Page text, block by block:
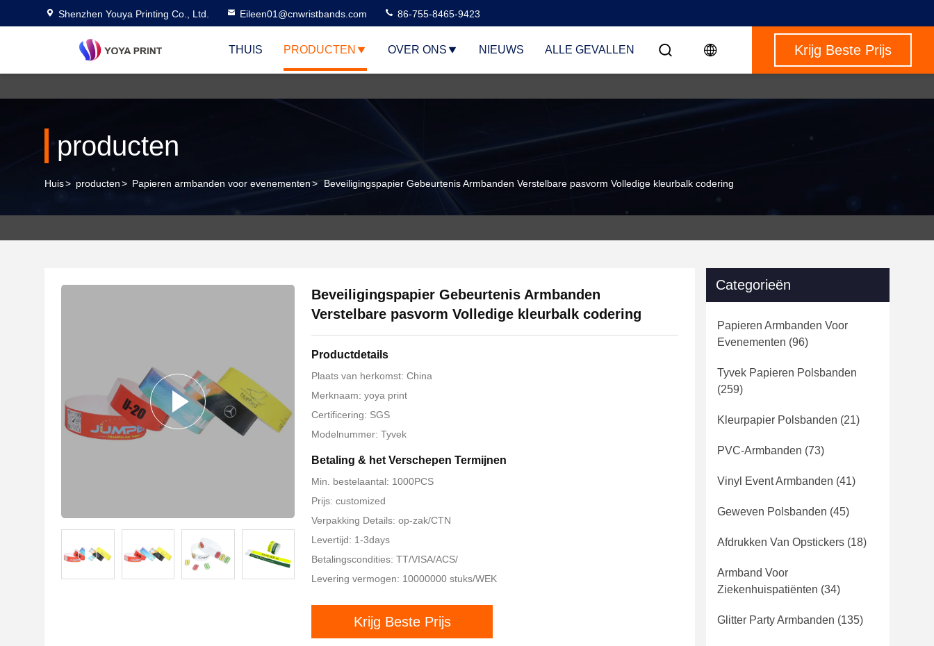
Shenzhen Youya Printing Co., Ltd. Eileen01@cnwristbands.com 86-755-8465-9423
THUIS PRODUCTEN OVER ONS NIEUWS ALLE GEVALLEN Krijg Beste Prijs
producten
Huis> producten> Papieren armbanden voor evenementen> Beveiligingspapier Gebeurtenis Armbanden Verstelbare pasvorm Volledige kleurbalk codering
Beveiligingspapier Gebeurtenis Armbanden
Verstelbare pasvorm Volledige kleurbalk codering
Productdetails
Plaats van herkomst: China
Merknaam: yoya print
Certificering: SGS
Modelnummer: Tyvek
Betaling & het Verschepen Termijnen
Min. bestelaantal: 1000PCS
Prijs: customized
Verpakking Details: op-zak/CTN
Levertijd: 1-3days
Betalingscondities: TT/VISA/ACS/
Levering vermogen: 10000000 stuks/WEK
Krijg Beste Prijs
Categorieën
Papieren Armbanden Voor
Evenementen (96)
Tyvek Papieren Polsbanden
(259)
Kleurpapier Polsbanden (21)
PVC-Armbanden (73)
Vinyl Event Armbanden (41)
Geweven Polsbanden (45)
Afdrukken Van Opstickers (18)
Armband Voor
Ziekenhuispatiënten (34)
Glitter Party Armbanden (135)